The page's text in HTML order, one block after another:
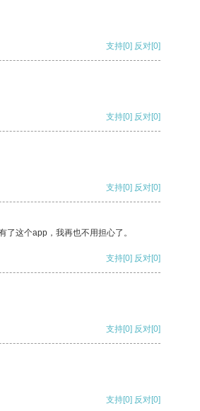
支持[0] 反对[0]
支持[0] 反对[0]
支持[0] 反对[0]
这个app，我再也不用担心了。
支持[0] 反对[0]
支持[0] 反对[0]
支持[0] 反对[0]